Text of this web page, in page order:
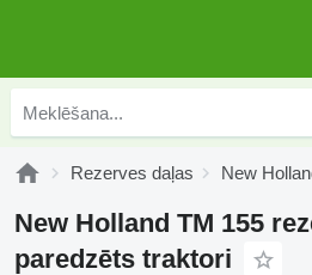
Rezerves daļas New
New Holland TM 155
paredzēts traktori